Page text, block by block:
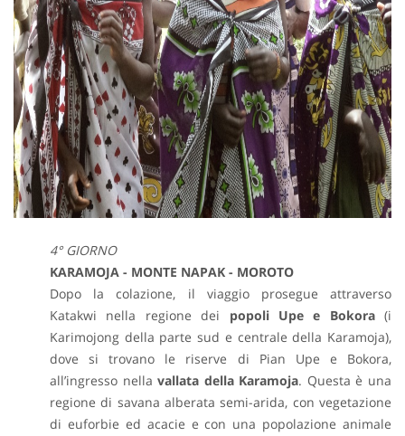
4° GIORNO
KARAMOJA - MONTE NAPAK - MOROTO
Dopo la colazione, il viaggio prosegue attraverso
Katakwi nella regione dei popoli Upe e Bokora(i
Karimojong della parte sud e centrale della Karamoja),
dove si trovano le riserve di Pian Upe e Bokora,
all’ingresso nellavallata della Karamoja. Questa è una
regione di savana alberata semi-arida, con vegetazione
di euforbie ed acacie e con una popolazione animale